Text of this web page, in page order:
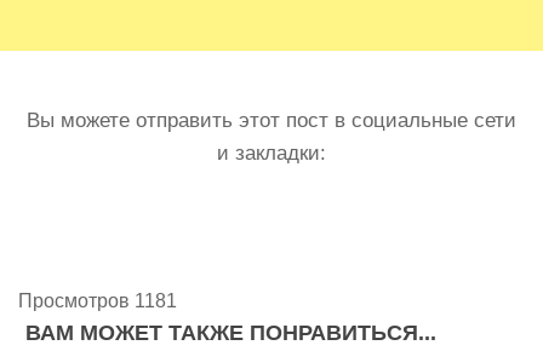
Вы можете отправить этот пост в социальные сети
и закладки:
Просмотров 1181
ВАМ МОЖЕТ ТАКЖЕ ПОНРАВИТЬСЯ...